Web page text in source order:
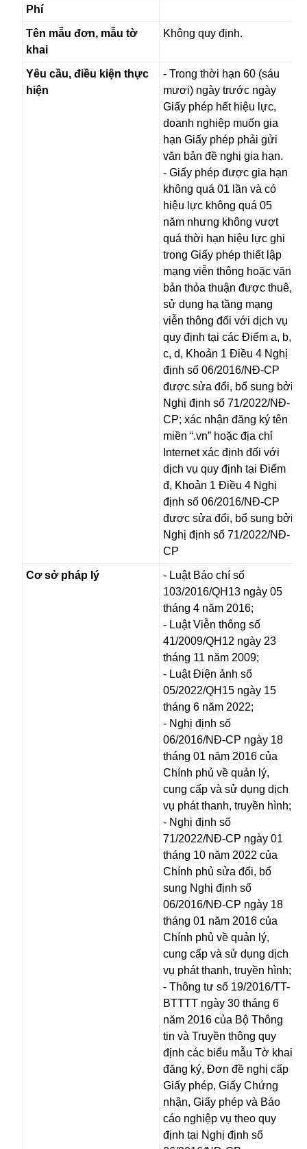
Phí
Tên mẫu đơn, mẫu tờ
khai
Không quy định.
Yêu cầu, điều kiện thực
hiện
- Trong thời hạn 60 (sáu
mươi) ngày trước ngày
Giấy phép hết hiệu lực,
doanh nghiệp muốn gia
hạn Giấy phép phải gửi
văn bản đề nghị gia hạn.
- Giấy phép được gia hạn
không quá 01 lần và có
hiệu lực không quá 05
năm nhưng không vượt
quá thời hạn hiệu lực ghi
trong Giấy phép thiết lập
mạng viễn thông hoặc văn
bản thỏa thuận được thuê,
sử dụng hạ tầng mạng
viễn thông đối với dịch vụ
quy định tại các Điểm a, b,
c, d, Khoản 1 Điều 4 Nghị
định số 06/2016/NĐ-CP
được sửa đổi, bổ sung bởi
Nghị định số 71/2022/NĐ-
CP; xác nhận đăng ký tên
miền “.vn” hoặc địa chỉ
Internet xác định đối với
dịch vụ quy định tại Điểm
đ, Khoản 1 Điều 4 Nghị
định số 06/2016/NĐ-CP
được sửa đổi, bổ sung bởi
Nghị định số 71/2022/NĐ-
CP
Cơ sở pháp lý
- Luật Báo chí số
103/2016/QH13 ngày 05
tháng 4 năm 2016;
- Luật Viễn thông số
41/2009/QH12 ngày 23
tháng 11 năm 2009;
- Luật Điện ảnh số
05/2022/QH15 ngày 15
tháng 6 năm 2022;
- Nghị định số
06/2016/NĐ-CP ngày 18
tháng 01 năm 2016 của
Chính phủ về quản lý,
cung cấp và sử dụng dịch
vụ phát thanh, truyền hình;
- Nghị định số
71/2022/NĐ-CP ngày 01
tháng 10 năm 2022 của
Chính phủ sửa đổi, bổ
sung Nghị định số
06/2016/NĐ-CP ngày 18
tháng 01 năm 2016 của
Chính phủ về quản lý,
cung cấp và sử dụng dịch
vụ phát thanh, truyền hình;
- Thông tư số 19/2016/TT-
BTTTT ngày 30 tháng 6
năm 2016 của Bộ Thông
tin và Truyền thông quy
định các biểu mẫu Tờ khai
đăng ký, Đơn đề nghị cấp
Giấy phép, Giấy Chứng
nhận, Giấy phép và Báo
cáo nghiệp vụ theo quy
định tại Nghị định số